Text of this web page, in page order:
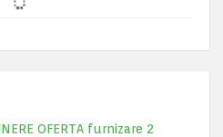
OFERTA furnizare 2